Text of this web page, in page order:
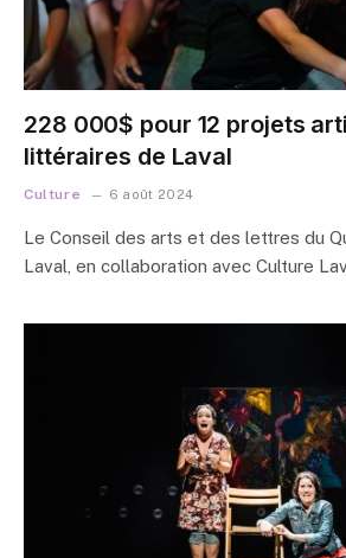
228 000$ pour 12 projets
littéraires de Laval
Culture 6 août 2024
Le Conseil des arts et des lettres du
Laval, en collaboration avec Culture